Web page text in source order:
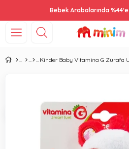
Bebek Arabalarında
Kinder Baby Vitamina G Zürafa